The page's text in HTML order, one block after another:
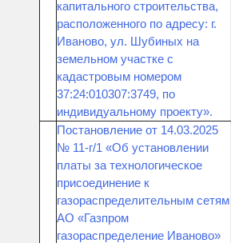
капитального строительства,
расположенного по адресу: г.
Иваново, ул. Шубиных на
земельном участке с
кадастровым номером
37:24:010307:3749, по
индивидуальному проекту».
Постановление от 14.03.2025
№ 11-г/1 «Об установлении
платы за технологическое
присоединение к
газораспределительным сетям
АО «Газпром
газораспределение Иваново»